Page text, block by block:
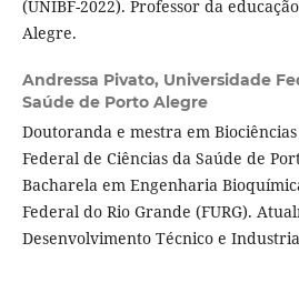
(UNIBF-2022). Professor da
Alegre.
Andressa Pivato, Universidade
Saúde de Porto Alegre
Doutoranda e mestra em
Federal de Ciências da Saúde de
Bacharela em Engenharia
Federal do Rio Grande (FURG).
Desenvolvimento Técnico e